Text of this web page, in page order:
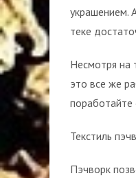
украшением.
теке
Несмотря на
это все же
поработайте
Текстиль
Пэчворк